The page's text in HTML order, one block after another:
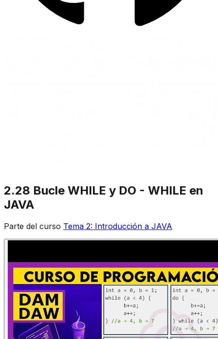
2.28 Bucle WHILE y DO - WHILE en
JAVA
Parte del curso Tema 2: Introducción a JAVA